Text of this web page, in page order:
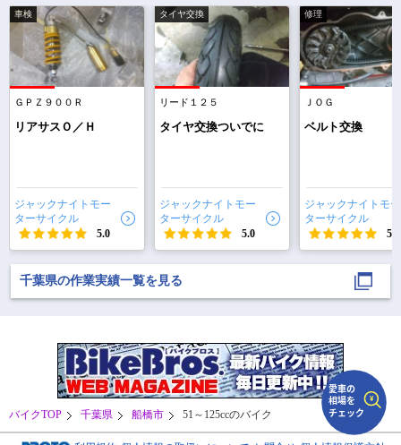
車検
ＧＰＺ９００Ｒ
リアサスＯ／Ｈ
ジャックナイトモー
ターサイクル
5.0
タイヤ交換
リード１２５
タイヤ交換ついでに
ジャックナイトモー
ターサイクル
5.0
修理
ＪＯＧ
ベルト交換
ジャックナイトモー
ターサイクル
5.0
千葉県の作業実績一覧を見る
バイクTOP 千葉県 船橋市 51～125ccのバイク
で
相場をチェック！
車種選択するだけ、かんたん相場検索
まずはメーカーを選択する
車種
型式(任意)
走行距離(任意)